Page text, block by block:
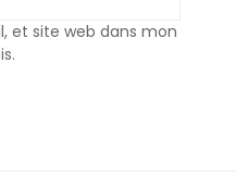
et site web dans mon